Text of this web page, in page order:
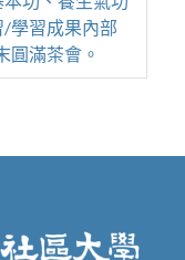
/學習成果內部
圓滿茶會。